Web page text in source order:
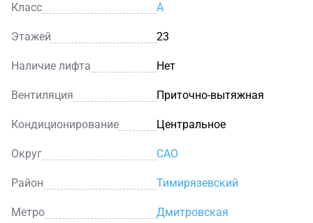
Класс A
Этажей 23
Наличие лифта Нет
Вентиляция Приточно-вытяжная
Кондиционирование Центральное
Округ САО
Район Тимирязевский
Метро Дмитровская